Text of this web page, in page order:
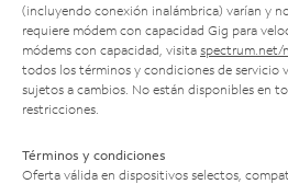
(incluyendo conexión inalámbrica) varían y
requiere módem con capacidad Gig para
módems con capacidad, visita spectrum.net/
todos los términos y condiciones de servicio
sujetos a cambios. No están disponibles en
restricciones.
Términos y condiciones
Oferta válida en dispositivos selectos,